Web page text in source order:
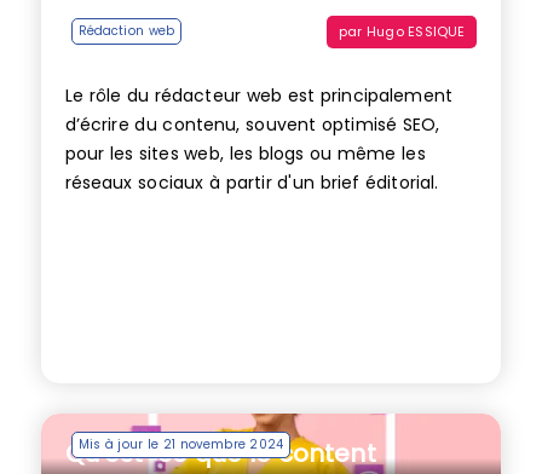
Rédaction web par Hugo ESSIQUE
Le rôle du rédacteur web est principalement
d’écrire du contenu, souvent optimisé SEO,
pour les sites web, les blogs ou même les
réseaux sociaux à partir d'un brief éditorial.
Mis à jour le 21 novembre 2024
Qu’est-ce que le content